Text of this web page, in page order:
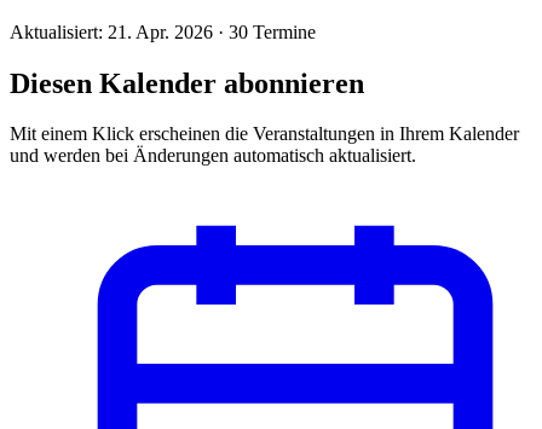
Aktualisiert: 21. Apr. 2026 · 30 Termine
Diesen Kalender abonnieren
Mit einem Klick erscheinen die Veranstaltungen in Ihrem Kalender
und werden bei Änderungen automatisch aktualisiert.